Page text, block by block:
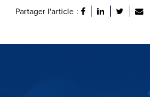
Partager l'article :